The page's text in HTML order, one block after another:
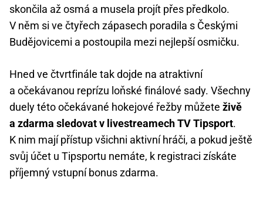
skončila až osmá a musela projít přes předkolo.
V něm si ve čtyřech zápasech poradila s Českými
Budějovicemi a postoupila mezi nejlepší osmičku.
Hned ve čtvrtfinále tak dojde na atraktivní
a očekávanou reprízu loňské finálové sady. Všechny
duely této očekávané hokejové řežby můžete živě
a zdarma sledovat v livestreamech TV Tipsport.
K nim mají přístup všichni aktivní hráči, a pokud ještě
svůj účet u Tipsportu nemáte, k registraci získáte
příjemný vstupní bonus zdarma.